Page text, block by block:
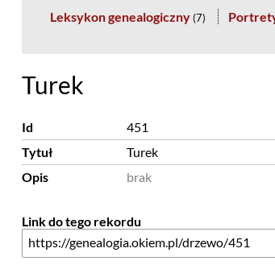
Leksykon genealogiczny (7)
Turek
Id
451
Tytuł
Turek
Opis
brak
Link do tego rekordu